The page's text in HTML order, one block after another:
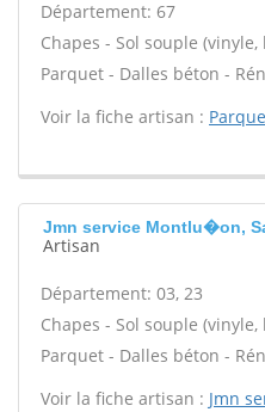
Département: 67
Chapes - Sol souple (vinyle,
Parquet - Dalles béton -
Voir la fiche artisan :
Jmn service Montlu�on,
Artisan
Département: 03, 23
Chapes - Sol souple (vinyle,
Parquet - Dalles béton -
Voir la fiche artisan : Jmn